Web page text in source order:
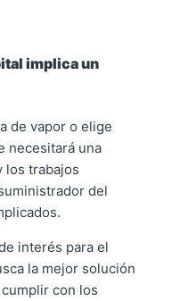
implica un
de vapor o elige
necesitará una
los trabajos
del
interés para el
la mejor solución
con los